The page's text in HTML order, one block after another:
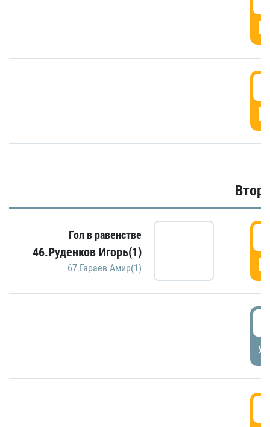
Гол в равенстве
46.Руденков Игорь(1)
67.Гараев Амир(1)